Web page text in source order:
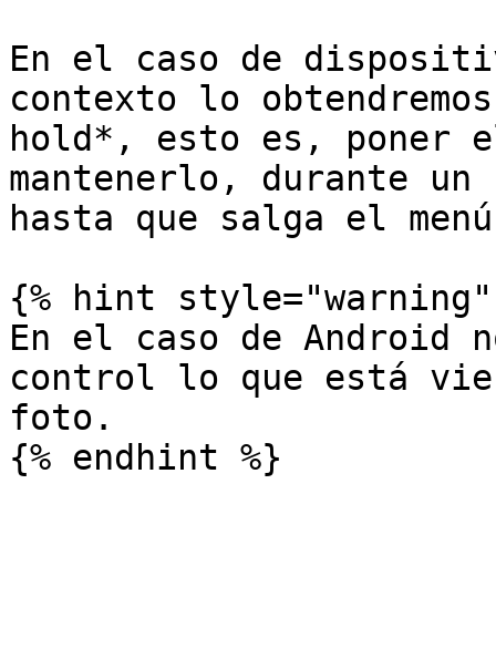
En el caso de
contexto lo
hold*, esto es, poner
mantenerlo, durante un
hasta que salga el
{% hint style="warning"
En el caso de Android
control lo que está
foto.